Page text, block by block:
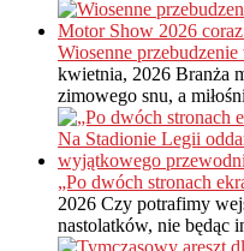
Wiosenne
kwietnia, 2026 Branża
zimowego snu, a
„Po dwóch stronach
2026 Czy potrafimy
nastolatków, nie będąc